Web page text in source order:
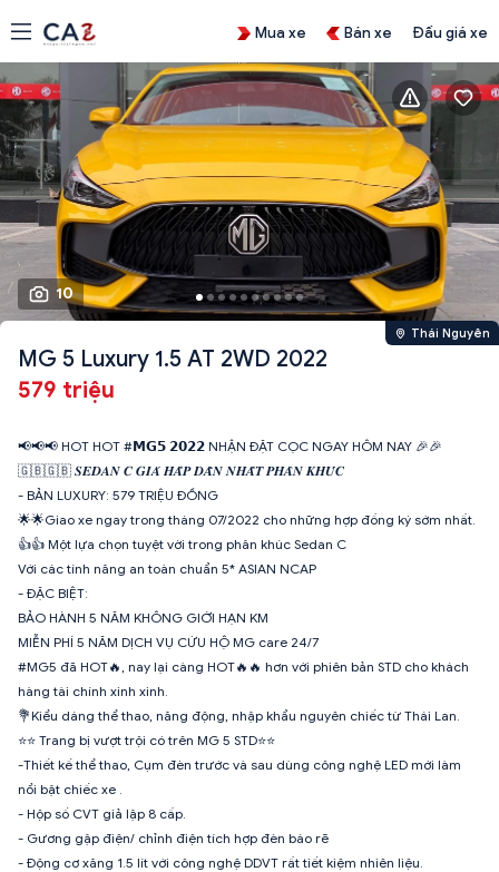
Mua xe Bán xe Đấu giá xe
10
Thái Nguyên
MG 5 Luxury 1.5 AT 2WD 2022
579 triệu
📢📢📢 HOT HOT #𝗠𝗚𝟱 𝟮𝟬𝟮𝟮 NHẬN ĐẶT CỌC NGAY HÔM NAY 🎉️🎉
🇬🇧🇬🇧 𝑺𝑬𝑫𝑨𝑵 𝑪 𝑮𝑰𝑨́ 𝑯𝑨̂́𝑷 𝑫𝑨̂̃𝑵 𝑵𝑯𝑨̂́𝑻 𝑷𝑯𝑨̂𝑵 𝑲𝑯𝑼́𝑪
- BẢN LUXURY: 579 TRIỆU ĐỒNG
🌟🌟Giao xe ngay trong tháng 07/2022 cho những hợp đồng ký sớm nhất.
👍👍 Một lựa chọn tuyệt vời trong phân khúc Sedan C
Với các tính năng an toàn chuẩn 5* ASIAN NCAP
- ĐẶC BIỆT:
BẢO HÀNH 5 NĂM KHÔNG GIỚI HẠN KM
MIỄN PHÍ 5 NĂM DỊCH VỤ CỨU HỘ MG care 24/7
#MG5 đã HOT🔥, nay lại càng HOT🔥🔥 hơn với phiên bản STD cho khách
hàng tài chính xinh xinh.
💐Kiểu dáng thể thao, năng động, nhập khẩu nguyên chiếc từ Thái Lan.
⭐⭐ Trang bị vượt trội có trên MG 5 STD⭐⭐
-Thiết kế thể thao, Cụm đèn trước và sau dùng công nghệ LED mới làm
nổi bật chiếc xe .
- Hộp số CVT giả lập 8 cấp.
- Gương gập điện/ chỉnh điện tích hợp đèn báo rẽ
- Động cơ xăng 1.5 lít với công nghệ DDVT rất tiết kiệm nhiên liệu.